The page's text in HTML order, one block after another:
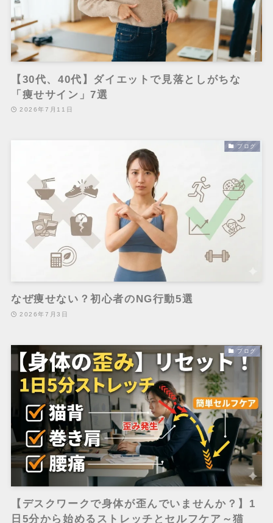
【30代、40代】ダイエットで見落としがちな
「痩せサイン」7選
2026年7月11日
ブログ
なぜ痩せない？初心者のNG行動5選
2026年7月3日
ブログ
【デスクワークで身体が歪んでいませんか？】1
日5分から始めるストレッチとセルフケア～猫